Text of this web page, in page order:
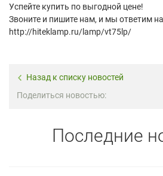
Успейте купить по выгодной цене!
Звоните и пишите нам, и мы ответим
http://hiteklamp.ru/lamp/vt75lp/
Назад к списку новостей
Поделиться новостью:
Последние